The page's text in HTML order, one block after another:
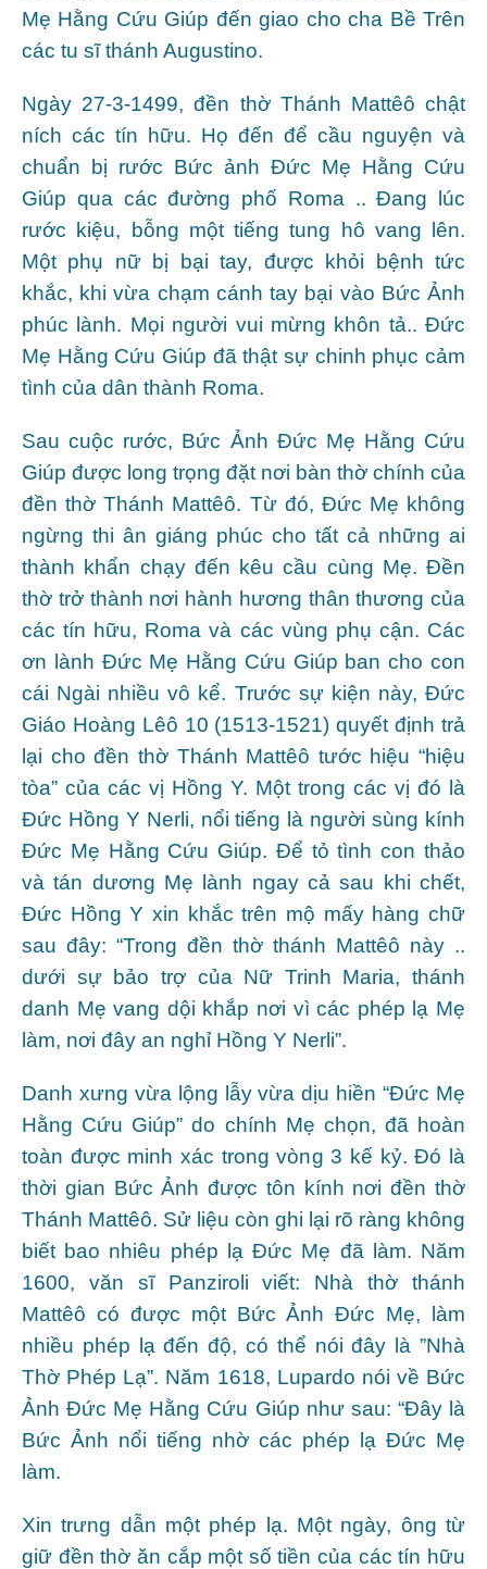
Mẹ Hằng Cứu Giúp đến giao cho cha Bề Trên
các tu sĩ thánh Augustino.
Ngày 27-3-1499, đền thờ Thánh Mattêô chật
ních các tín hữu. Họ đến để cầu nguyện và
chuẩn bị rước Bức ảnh Đức Mẹ Hằng Cứu
Giúp qua các đường phố Roma .. Đang lúc
rước kiệu, bỗng một tiếng tung hô vang lên.
Một phụ nữ bị bại tay, được khỏi bệnh tức
khắc, khi vừa chạm cánh tay bại vào Bức Ảnh
phúc lành. Mọi người vui mừng khôn tả.. Đức
Mẹ Hằng Cứu Giúp đã thật sự chinh phục cảm
tình của dân thành Roma.
Sau cuộc rước, Bức Ảnh Đức Mẹ Hằng Cứu
Giúp được long trọng đặt nơi bàn thờ chính của
đền thờ Thánh Mattêô. Từ đó, Đức Mẹ không
ngừng thi ân giáng phúc cho tất cả những ai
thành khẩn chạy đến kêu cầu cùng Mẹ. Đền
thờ trở thành nơi hành hương thân thương của
các tín hữu, Roma và các vùng phụ cận. Các
ơn lành Đức Mẹ Hằng Cứu Giúp ban cho con
cái Ngài nhiều vô kể. Trước sự kiện này, Đức
Giáo Hoàng Lêô 10 (1513-1521) quyết định trả
lại cho đền thờ Thánh Mattêô tước hiệu “hiệu
tòa” của các vị Hồng Y. Một trong các vị đó là
Đức Hồng Y Nerli, nổi tiếng là người sùng kính
Đức Mẹ Hằng Cứu Giúp. Để tỏ tình con thảo
và tán dương Mẹ lành ngay cả sau khi chết,
Đức Hồng Y xin khắc trên mộ mấy hàng chữ
sau đây: “Trong đền thờ thánh Mattêô này ..
dưới sự bảo trợ của Nữ Trinh Maria, thánh
danh Mẹ vang dội khắp nơi vì các phép lạ Mẹ
làm, nơi đây an nghỉ Hồng Y Nerli”.
Danh xưng vừa lộng lẫy vừa dịu hiền “Đức Mẹ
Hằng Cứu Giúp” do chính Mẹ chọn, đã hoàn
toàn được minh xác trong vòng 3 kế kỷ. Đó là
thời gian Bức Ảnh được tôn kính nơi đền thờ
Thánh Mattêô. Sử liệu còn ghi lại rõ ràng không
biết bao nhiêu phép lạ Đức Mẹ đã làm. Năm
1600, văn sĩ Panziroli viết: Nhà thờ thánh
Mattêô có được một Bức Ảnh Đức Mẹ, làm
nhiều phép lạ đến độ, có thể nói đây là ”Nhà
Thờ Phép Lạ”. Năm 1618, Lupardo nói về Bức
Ảnh Đức Mẹ Hằng Cứu Giúp như sau: “Đây là
Bức Ảnh nổi tiếng nhờ các phép lạ Đức Mẹ
làm.
Xin trưng dẫn một phép lạ. Một ngày, ông từ
giữ đền thờ ăn cắp một số tiền của các tín hữu